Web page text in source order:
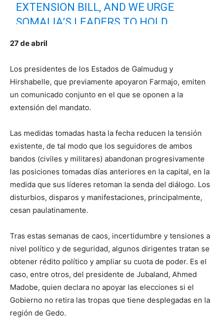
EXTENSION BILL, AND WE URGE
SOMALIA’S LEADERS TO HOLD
ELECTIONS AS SOON AS POSSIBLE.
RESUME IN AN ATMOSPHERE FREE
FROM VIOLENCE AND
INTIMIDATION.HTTPS://T.CO/KACLM
JJPC0
— Ned Price (@StateDeptSpox)April 28, 2021
27 de abril
Los presidentes de los Estados de Galmudug y
Hirshabelle, que previamente apoyaron Farmajo, emiten
un comunicado conjunto en el que se oponen a la
extensión del mandato.
Las medidas tomadas hasta la fecha reducen la tensión
existente, de tal modo que los seguidores de ambos
bandos (civiles y militares) abandonan progresivamente
las posiciones tomadas días anteriores en la capital, en la
medida que sus líderes retoman la senda del diálogo. Los
disturbios, disparos y manifestaciones, principalmente,
cesan paulatinamente.
Tras estas semanas de caos, incertidumbre y tensiones a
nivel político y de seguridad, algunos dirigentes tratan se
obtener rédito político y ampliar su cuota de poder. Es el
caso, entre otros, del presidente de Jubaland, Ahmed
Madobe, quien declara no apoyar las elecciones si el
Gobierno no retira las tropas que tiene desplegadas en la
región de Gedo.